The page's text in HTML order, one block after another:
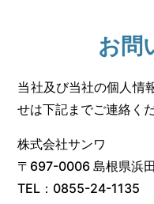
お問
当社及び当社の個人情
せは下記までご連絡くだ
株式会社サンワ
〒697-0006 島根県浜
TEL：0855-24-1135